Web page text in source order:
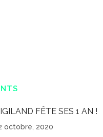
FÊTE SES 1 AN !
octobre, 2020